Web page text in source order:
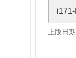
上版日